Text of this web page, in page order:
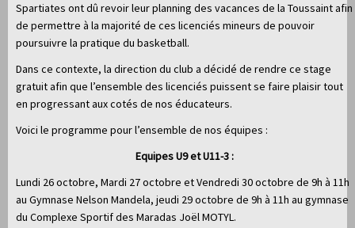
Spartiates ont dû revoir leur planning des vacances de la Toussaint afin
de permettre à la majorité de ces licenciés mineurs de pouvoir
poursuivre la pratique du basketball.
Dans ce contexte, la direction du club a décidé de rendre ce stage
gratuit afin que l’ensemble des licenciés puissent se faire plaisir tout
en progressant aux cotés de nos éducateurs.
Voici le programme pour l’ensemble de nos équipes :
Equipes U9 et U11-3 :
Lundi 26 octobre, Mardi 27 octobre et Vendredi 30 octobre de 9h à 11h
au Gymnase Nelson Mandela, jeudi 29 octobre de 9h à 11h au gymnase
du Complexe Sportif des Maradas Joël MOTYL.